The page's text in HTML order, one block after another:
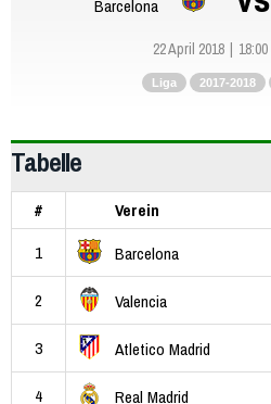
Barcelona
22 April 2018 18:00
Liga 2017-2018
Tabelle
# Verein
1
Barcelona
2 Valencia
3 Atletico Madrid
4 Real Madrid